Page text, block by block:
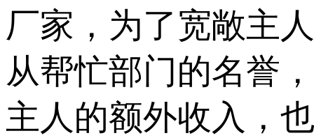
厂家，为了宽敞主
从帮忙部门的名誉
主人的额外收入，